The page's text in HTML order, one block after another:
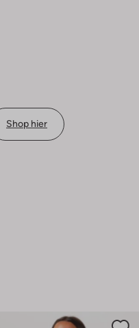
Shop hier